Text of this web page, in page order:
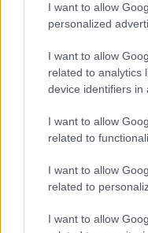
I want to allow
personalized
I want to allow
related to analytics
device identifiers in
I want to allow
related to
I want to allow
related to
I want to allow
ΑΣΕΠ: Εξ
Πιστοποίηση
ειδήσεις.